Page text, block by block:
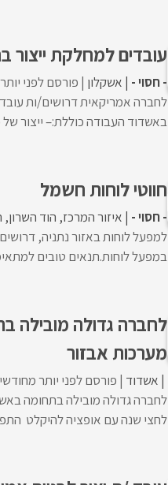
עובדים למחלקת
- חסוי - אשקלון פורסם לפני
לחברה אמריקאית דרושים/ות
באשדוד העבודה כוללת:– ייצור
חווטי לוחות חשמל
- חסוי - איזור המרכז הוד השרון
למפעל לוחות באזור נתניה,
במפעל לוחות.תנאים טובים
לחברה גדולה מובילה
מערכות אבזור
אשדוד פורסם לפני יותר
לחברה גדולה מובילה בתחומה
לחצי שנה עם אופציה להיקלט